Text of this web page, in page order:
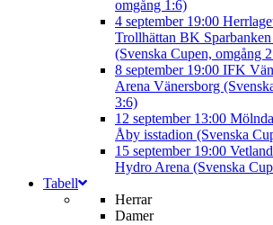
omgång 1:6)
4 september 19:00
Trollhättan BK
(Svenska Cupen, omgång
8 september 19:00 IFK
Arena Vänersborg
3:6)
12 september 13:00
Åby isstadion (Svenska
15 september 19:00
Hydro Arena (Svenska
Tabell
Herrar
Damer